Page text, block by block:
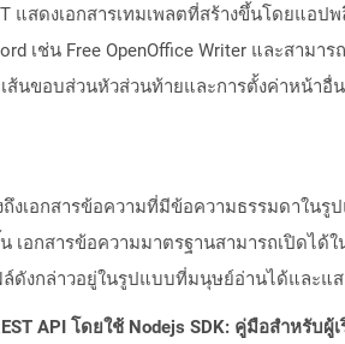
แสดงเอกสารเทมเพลตที่สร้างขึ้นโดยแอป
เช่น Free OpenOffice Writer และสามา
ส้นขอบส่วนหัวส่วนท้ายและการตั้งค่าหน้าอื่
งเอกสารข้อความที่มีข้อความธรรมดาใน
เอกสารข้อความมาตรฐานสามารถเปิด
ดังกล่าวอยู่ในรูปแบบที่มนุษย์อ่านได้และแ
API โดยใช้ Nodejs SDK: คู่มือสำหรับผู้